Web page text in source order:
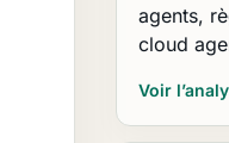
agents,
cloud
Voir